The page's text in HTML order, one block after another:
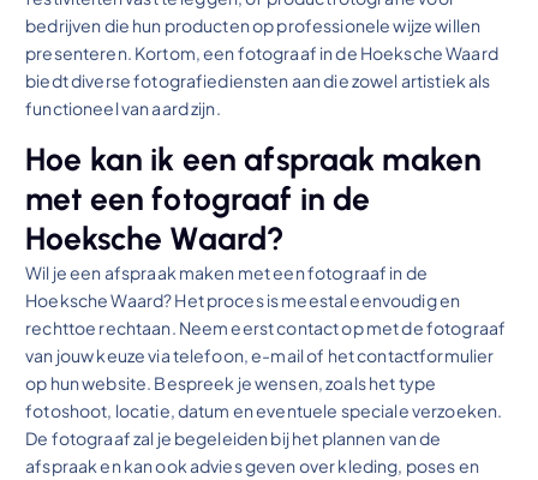
bedrijven die hun producten op professionele wijze willen
presenteren. Kortom, een fotograaf in de Hoeksche Waard
biedt diverse fotografiediensten aan die zowel artistiek als
functioneel van aard zijn.
Hoe kan ik een afspraak maken
met een fotograaf in de
Hoeksche Waard?
Wil je een afspraak maken met een fotograaf in de
Hoeksche Waard? Het proces is meestal eenvoudig en
rechttoe rechtaan. Neem eerst contact op met de fotograaf
van jouw keuze via telefoon, e-mail of het contactformulier
op hun website. Bespreek je wensen, zoals het type
fotoshoot, locatie, datum en eventuele speciale verzoeken.
De fotograaf zal je begeleiden bij het plannen van de
afspraak en kan ook advies geven over kleding, poses en